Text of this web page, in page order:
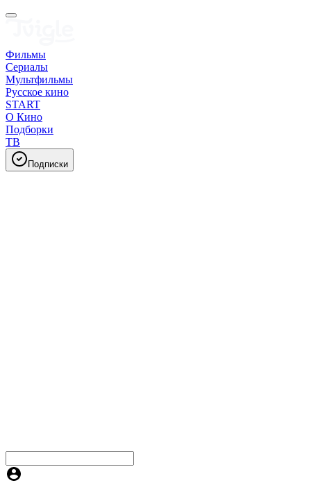
Фильмы
Сериалы
Мультфильмы
Русское кино
START
О Кино
Подборки
ТВ
Подписки